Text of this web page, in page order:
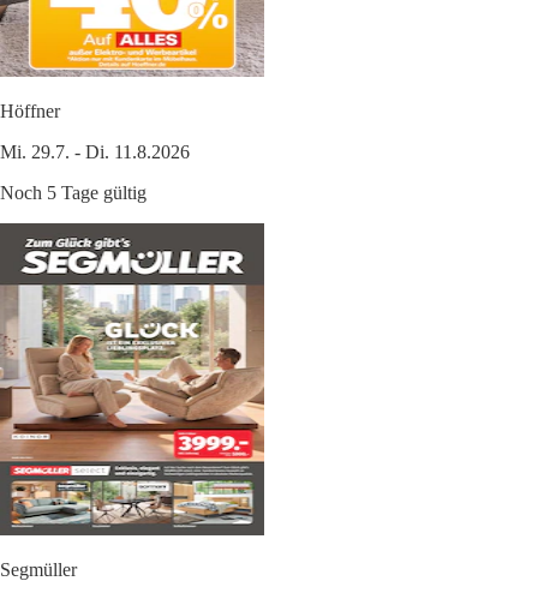
Höffner
Mi. 29.7. - Di. 11.8.2026
Noch 5 Tage gültig
Segmüller